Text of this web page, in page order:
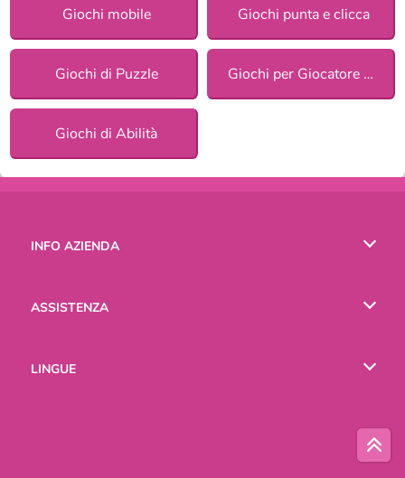
Giochi mobile Giochi punta e clicca
Giochi di Puzzle Giochi per Giocatore Singolo
Giochi di Abilità
INFO AZIENDA
ASSISTENZA
LINGUE